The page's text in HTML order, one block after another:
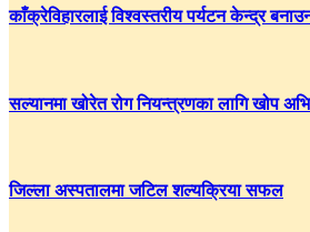
काँक्रेविहारलाई विश्वस्तरीय पर्यटन केन्द्र
सल्यानमा खोरेत रोग नियन्त्रणका लागि खोप
जिल्ला अस्पतालमा जटिल शल्यक्रिया सफल